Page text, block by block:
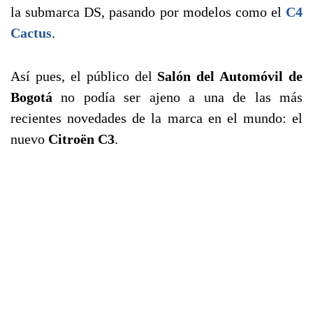
la submarca DS, pasando por modelos como el C4
Cactus.
Así pues, el público del Salón del Automóvil de
Bogotá no podía ser ajeno a una de las más
recientes novedades de la marca en el mundo: el
nuevo Citroën C3.